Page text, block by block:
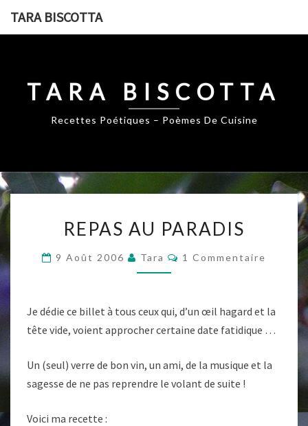
TARA BISCOTTA
TARA BISCOTTA
Recettes Poétiques – Poèmes De Cuisine
AU
REPAS AU PARADIS
9 Août 2006 Tara Commentaires
1 Commentaire
Je dédie ce billet à tous ceux qui, d’un œil hagard et la
tête vide, voient approcher certaine date fatidique …
Un (seul) verre de bon vin, un ami, de la musique et la
sagesse de ne pas reprendre le volant de suite !
Voici ma recette :